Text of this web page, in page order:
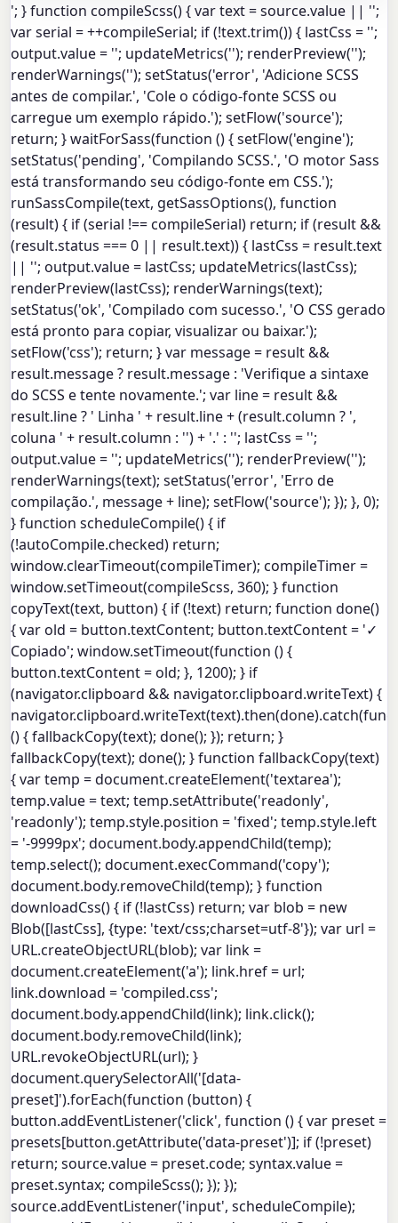
'; } function compileScss() { var text = source.value || '';
var serial = ++compileSerial; if (!text.trim()) { lastCss = '';
output.value = ''; updateMetrics(''); renderPreview('');
renderWarnings(''); setStatus('error', 'Adicione SCSS
antes de compilar.', 'Cole o código-fonte SCSS ou
carregue um exemplo rápido.'); setFlow('source');
return; } waitForSass(function () { setFlow('engine');
setStatus('pending', 'Compilando SCSS.', 'O motor Sass
está transformando seu código-fonte em CSS.');
runSassCompile(text, getSassOptions(), function
(result) { if (serial !== compileSerial) return; if (result &&
(result.status === 0 || result.text)) { lastCss = result.text
|| ''; output.value = lastCss; updateMetrics(lastCss);
renderPreview(lastCss); renderWarnings(text);
setStatus('ok', 'Compilado com sucesso.', 'O CSS gerado
está pronto para copiar, visualizar ou baixar.');
setFlow('css'); return; } var message = result &&
result.message ? result.message : 'Verifique a sintaxe
do SCSS e tente novamente.'; var line = result &&
result.line ? ' Linha ' + result.line + (result.column ? ',
coluna ' + result.column : '') + '.' : ''; lastCss = '';
output.value = ''; updateMetrics(''); renderPreview('');
renderWarnings(text); setStatus('error', 'Erro de
compilação.', message + line); setFlow('source'); }); }, 0);
} function scheduleCompile() { if
(!autoCompile.checked) return;
window.clearTimeout(compileTimer); compileTimer =
window.setTimeout(compileScss, 360); } function
copyText(text, button) { if (!text) return; function done()
{ var old = button.textContent; button.textContent = '✓
Copiado'; window.setTimeout(function () {
button.textContent = old; }, 1200); } if
(navigator.clipboard && navigator.clipboard.writeText) {
() { fallbackCopy(text); done(); }); return; }
fallbackCopy(text); done(); } function fallbackCopy(text)
{ var temp = document.createElement('textarea');
temp.value = text; temp.setAttribute('readonly',
'readonly'); temp.style.position = 'fixed'; temp.style.left
= '-9999px'; document.body.appendChild(temp);
temp.select(); document.execCommand('copy');
document.body.removeChild(temp); } function
downloadCss() { if (!lastCss) return; var blob = new
Blob([lastCss], {type: 'text/css;charset=utf-8'}); var url =
URL.createObjectURL(blob); var link =
document.createElement('a'); link.href = url;
link.download = 'compiled.css';
document.body.appendChild(link); link.click();
document.body.removeChild(link);
URL.revokeObjectURL(url); }
document.querySelectorAll('[data-
preset]').forEach(function (button) {
button.addEventListener('click', function () { var preset =
presets[button.getAttribute('data-preset')]; if (!preset)
return; source.value = preset.code; syntax.value =
preset.syntax; compileScss(); }); });
source.addEventListener('input', scheduleCompile);